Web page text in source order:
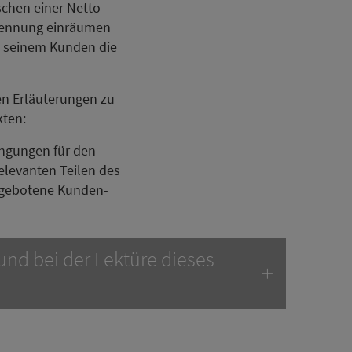
einer Netto-
einräumen
Kunden die
Erläuterungen zu
für den
Teilen des
Kunden-
bei der Lektüre dieses